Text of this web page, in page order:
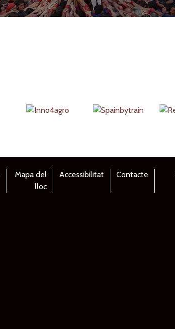
Mapa del
lloc
Accessibilitat Contacte